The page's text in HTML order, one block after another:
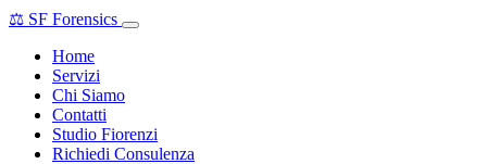
⚖ SF Forensics
Home
Servizi
Chi Siamo
Contatti
Studio Fiorenzi
Richiedi Consulenza